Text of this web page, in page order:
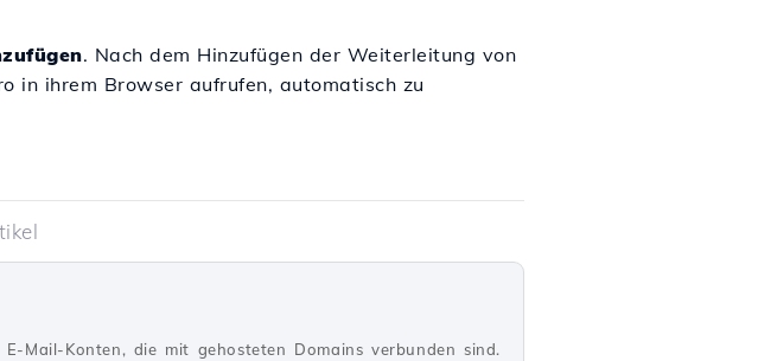
. Nach dem Hinzufügen der Weiterleitung von
in ihrem Browser aufrufen, automatisch zu
Mail-Konten, die mit gehosteten Domains verbunden sind.